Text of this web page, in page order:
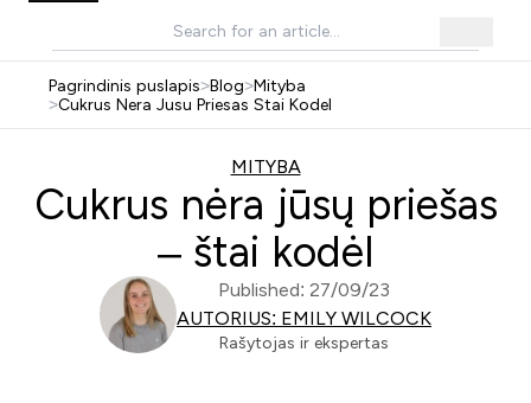
Pagrindinis puslapis>Blog>Mityba
>Cukrus Nera Jusu Priesas Stai Kodel
MITYBA
Cukrus nėra jūsų priešas
– štai kodėl
Published: 27/09/23
AUTORIUS: EMILY WILCOCK
Rašytojas ir ekspertas